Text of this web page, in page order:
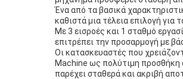
Ένα από τα βασικά
καθιστά μια τέλεια επιλογή
Με 3 εισροές και 1 σταθμό
επιτρέπει την προσαρμογή με
Οι κατασκευαστές που
Machine ως πολύτιμη προσθήκη
παρέχει σταθερά και ακριβή